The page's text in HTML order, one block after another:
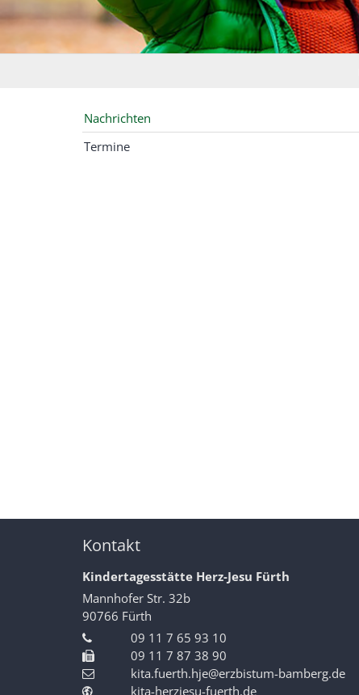
Nachrichten
Termine
Kontakt
Kindertagesstätte Herz-Jesu Fürth
Mannhofer Str. 32b
90766 Fürth
09 11 7 65 93 10
09 11 7 87 38 90
kita.fuerth.hje@erzbistum-bamberg.de
kita-herzjesu-fuerth.de